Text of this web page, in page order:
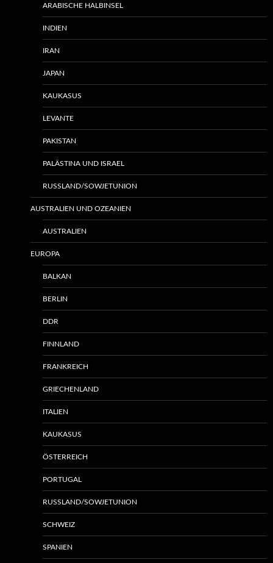
ARABISCHE HALBINSEL
INDIEN
IRAN
JAPAN
KAUKASUS
LEVANTE
PAKISTAN
PALÄSTINA UND ISRAEL
RUSSLAND/SOWJETUNION
AUSTRALIEN UND OZEANIEN
AUSTRALIEN
EUROPA
BALKAN
BERLIN
DDR
FINNLAND
FRANKREICH
GRIECHENLAND
ITALIEN
KAUKASUS
ÖSTERREICH
PORTUGAL
RUSSLAND/SOWJETUNION
SCHWEIZ
SPANIEN